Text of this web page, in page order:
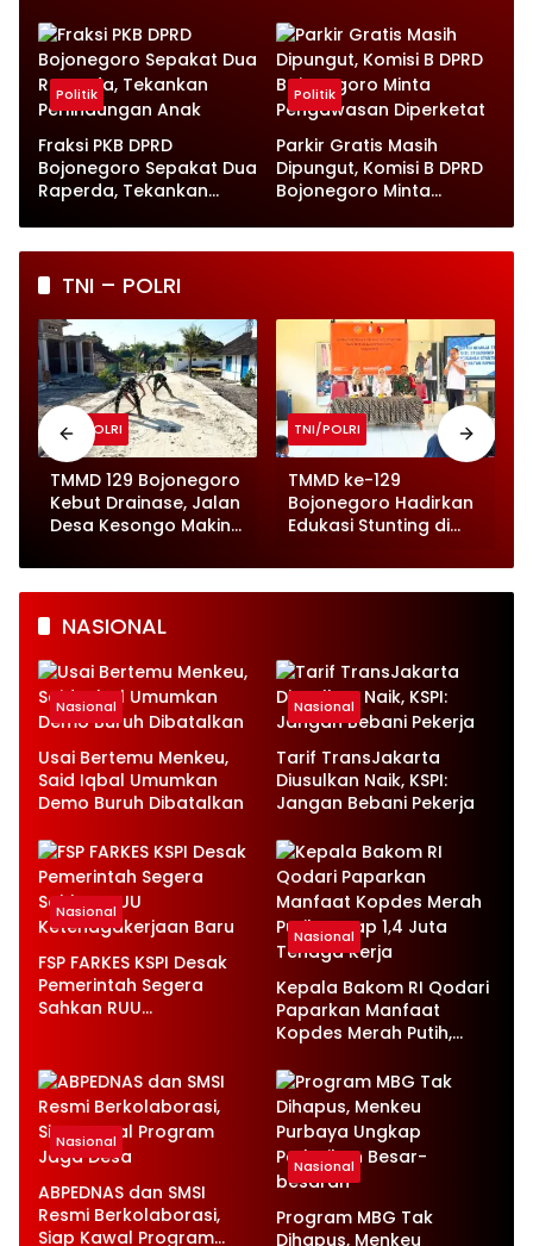
Instruksi
Prioritas
Politik
Fraksi PKB DPRD
Bojonegoro Sepakat Dua
Raperda, Tekankan
Politik
Parkir Gratis Masih
Dipungut, Komisi B DPRD
Bojonegoro Minta
TNI – POLRI
TNI/POLRI
TMMD 129 Bojonegoro
Kebut Drainase, Jalan
Desa Kesongo Makin
TNI/POLRI
TMMD ke-129
Bojonegoro Hadirkan
Edukasi Stunting di
Kesongo Antusias
Belajar
NASIONAL
Nasional
Usai Bertemu Menkeu,
Said Iqbal Umumkan
Demo Buruh Dibatalkan
Nasional
Tarif TransJakarta
Diusulkan Naik, KSPI:
Jangan Bebani Pekerja
Nasional
FSP FARKES KSPI Desak
Pemerintah Segera
Sahkan RUU
Nasional
Kepala Bakom RI Qodari
Paparkan Manfaat
Kopdes Merah Putih,
Kerja
Nasional
ABPEDNAS dan SMSI
Resmi Berkolaborasi,
Siap Kawal Program
Nasional
Program MBG Tak
Dihapus, Menkeu